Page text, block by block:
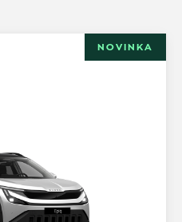
NOVINKA